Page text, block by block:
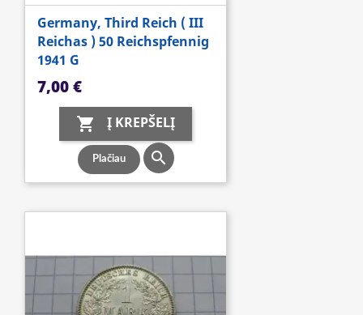
Germany, Third Reich ( III
Reichas ) 50 Reichspfennig
1941 G
Kaina
7,00 €
 Į KREPŠELĮ
Plačiau 